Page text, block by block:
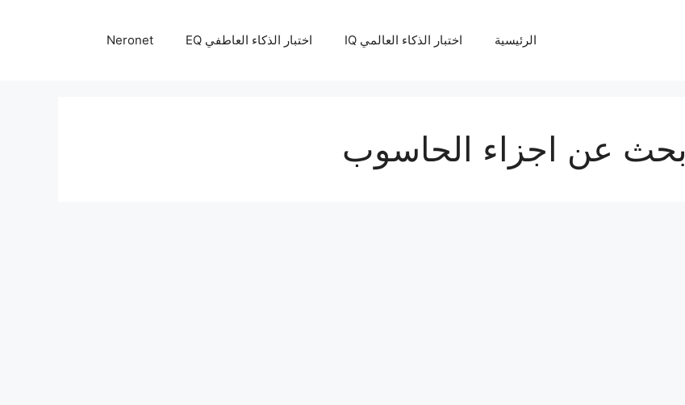
الرئيسية اختبار الذكاء العالمي IQ اختبار الذكاء العاطفي EQ Neronet
بحث عن اجزاء الحاسوب